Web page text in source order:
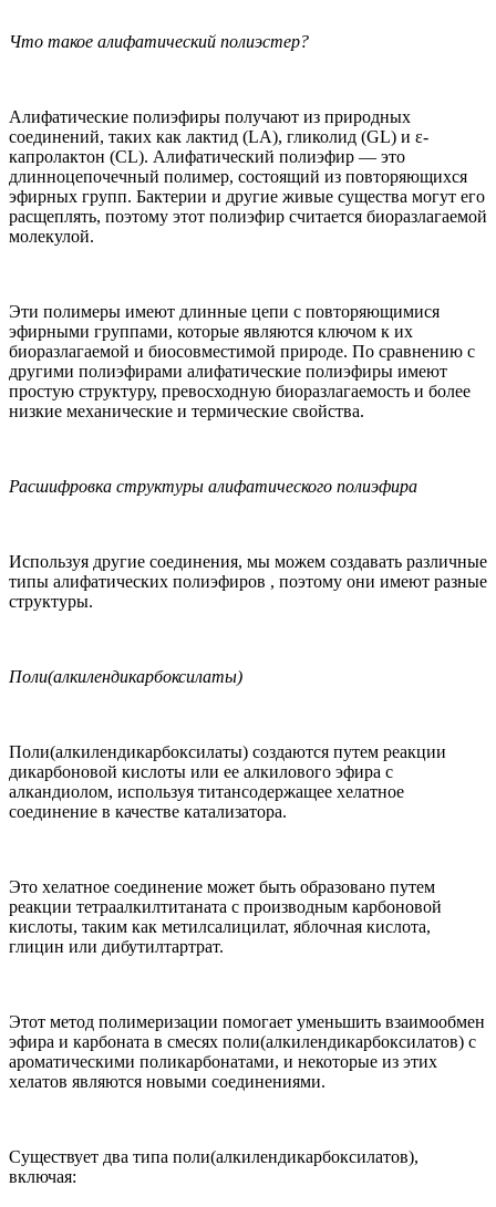
Что такое алифатический полиэстер?
Алифатические полиэфиры получают из природных
соединений, таких как лактид (LA), гликолид (GL) и ε-
капролактон (CL). Алифатический полиэфир — это
длинноцепочечный полимер, состоящий из повторяющихся
эфирных групп. Бактерии и другие живые существа могут его
расщеплять, поэтому этот полиэфир считается биоразлагаемой
молекулой.
Эти полимеры имеют длинные цепи с повторяющимися
эфирными группами, которые являются ключом к их
биоразлагаемой и биосовместимой природе. По сравнению с
другими полиэфирами алифатические полиэфиры имеют
простую структуру, превосходную биоразлагаемость и более
низкие механические и термические свойства.
Расшифровка структуры алифатического полиэфира
Используя другие соединения, мы можем создавать различные
типы алифатических полиэфиров , поэтому они имеют разные
структуры.
Поли(алкилендикарбоксилаты)
Поли(алкилендикарбоксилаты) создаются путем реакции
дикарбоновой кислоты или ее алкилового эфира с
алкандиолом, используя титансодержащее хелатное
соединение в качестве катализатора.
Это хелатное соединение может быть образовано путем
реакции тетраалкилтитаната с производным карбоновой
кислоты, таким как метилсалицилат, яблочная кислота,
глицин или дибутилтартрат.
Этот метод полимеризации помогает уменьшить взаимообмен
эфира и карбоната в смесях поли(алкилендикарбоксилатов) с
ароматическими поликарбонатами, и некоторые из этих
хелатов являются новыми соединениями.
Существует два типа поли(алкилендикарбоксилатов),
включая: